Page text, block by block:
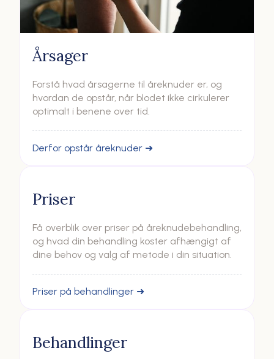
Årsager
Forstå hvad årsagerne til åreknuder er, og
hvordan de opstår, når blodet ikke cirkulerer
optimalt i benene over tid.
Derfor opstår åreknuder ➜
Priser
Få overblik over priser på åreknudebehandling,
og hvad din behandling koster afhængigt af
dine behov og valg af metode i din situation.
Priser på behandlinger ➜
Behandlinger